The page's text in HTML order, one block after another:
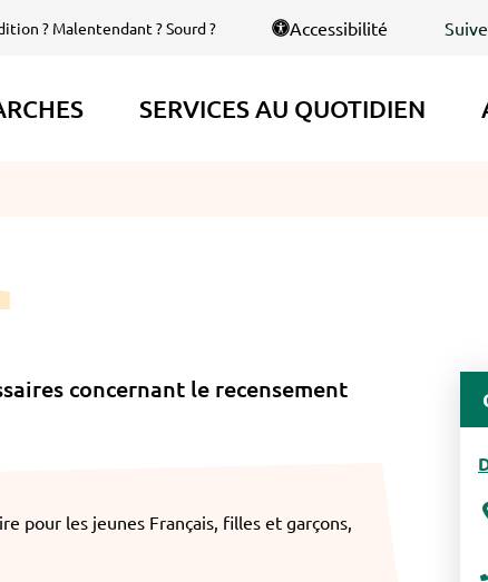
? Malentendant ? Sourd ? Accessibilité
SERVICES AU QUOTIDIEN
concernant le recensement
pour les jeunes Français, filles et garçons,